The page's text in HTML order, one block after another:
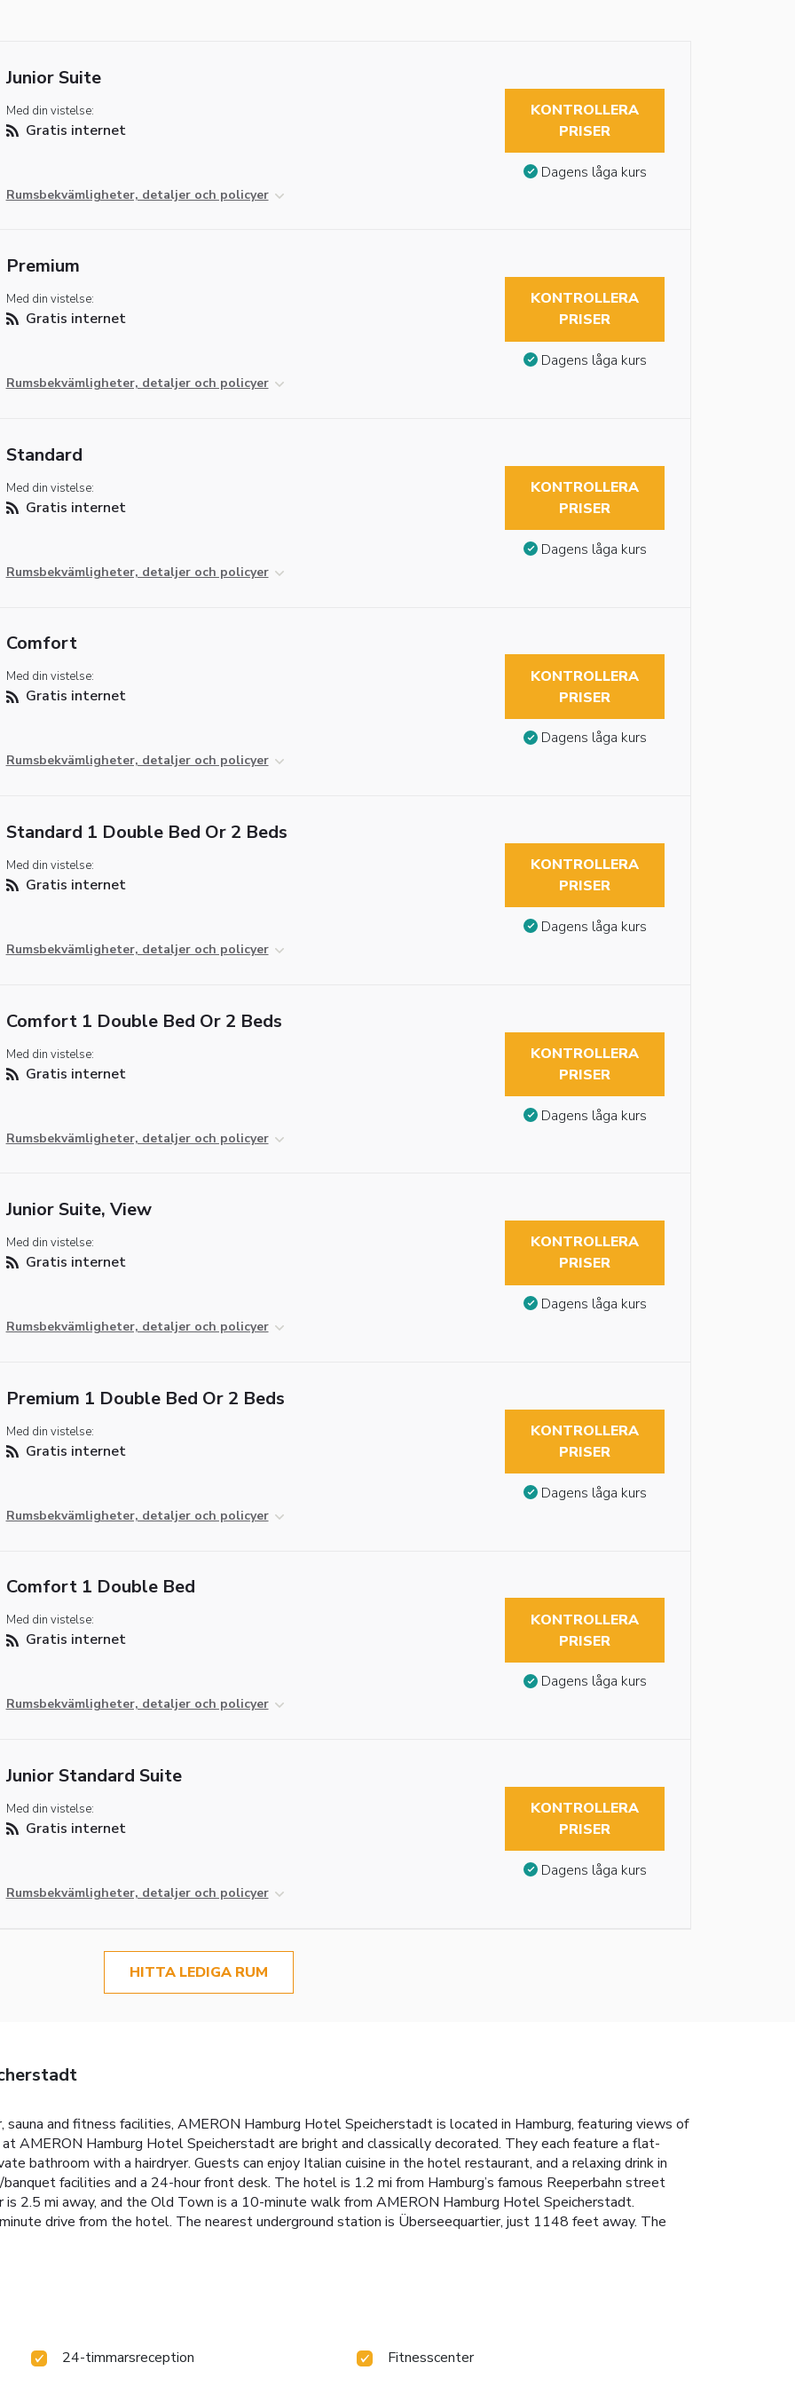
Junior Suite
Med din vistelse:
Gratis internet
Rumsbekvämligheter, detaljer och policyer
KONTROLLERA
PRISER
Dagens låga kurs
Premium
Med din vistelse:
Gratis internet
Rumsbekvämligheter, detaljer och policyer
KONTROLLERA
PRISER
Dagens låga kurs
Standard
Med din vistelse:
Gratis internet
Rumsbekvämligheter, detaljer och policyer
KONTROLLERA
PRISER
Dagens låga kurs
Comfort
Med din vistelse:
Gratis internet
Rumsbekvämligheter, detaljer och policyer
KONTROLLERA
PRISER
Dagens låga kurs
Standard 1 Double Bed Or 2 Beds
Med din vistelse:
Gratis internet
Rumsbekvämligheter, detaljer och policyer
KONTROLLERA
PRISER
Dagens låga kurs
Comfort 1 Double Bed Or 2 Beds
Med din vistelse:
Gratis internet
Rumsbekvämligheter, detaljer och policyer
KONTROLLERA
PRISER
Dagens låga kurs
Junior Suite, View
Med din vistelse:
Gratis internet
Rumsbekvämligheter, detaljer och policyer
KONTROLLERA
PRISER
Dagens låga kurs
Premium 1 Double Bed Or 2 Beds
Med din vistelse:
Gratis internet
Rumsbekvämligheter, detaljer och policyer
KONTROLLERA
PRISER
Dagens låga kurs
Comfort 1 Double Bed
Med din vistelse:
Gratis internet
Rumsbekvämligheter, detaljer och policyer
KONTROLLERA
PRISER
Dagens låga kurs
Junior Standard Suite
Med din vistelse:
Gratis internet
Rumsbekvämligheter, detaljer och policyer
KONTROLLERA
PRISER
Dagens låga kurs
HITTA LEDIGA RUM
and fitness facilities, AMERON Hamburg Hotel Speicherstadt is located in Hamburg, featuring views of
AMERON Hamburg Hotel Speicherstadt are bright and classically decorated. They each feature a flat-
bathroom with a hairdryer. Guests can enjoy Italian cuisine in the hotel restaurant, and a relaxing drink in
facilities and a 24-hour front desk. The hotel is 1.2 mi from Hamburg’s famous Reeperbahn street
2.5 mi away, and the Old Town is a 10-minute walk from AMERON Hamburg Hotel Speicherstadt.
drive from the hotel. The nearest underground station is Überseequartier, just 1148 feet away. The
24-timmarsreception
Fitnesscenter